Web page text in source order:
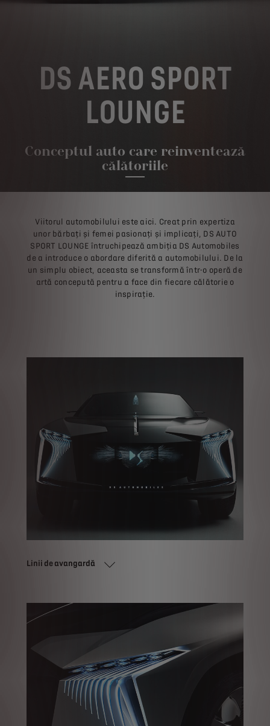
DS AERO SPORT
LOUNGE
Conceptul auto care reinventează
călătoriile
Viitorul automobilului este aici. Creat prin expertiza
unor bărbați și femei pasionați și implicați, DS AUTO
SPORT LOUNGE întruchipează ambiția DS Automobiles
de a introduce o abordare diferită a automobilului. De la
un simplu obiect, aceasta se transformă într-o operă de
artă concepută pentru a face din fiecare călătorie o
inspirație.
Linii de avangardă